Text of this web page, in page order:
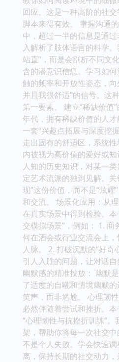
回应。这是一种高阶的社
脚本来得有效。 掌握沟通
中，超过一半的信息是通
入解析了肢体语言的科学
站直”，而是会剖析不同文
含的潜意识信息。学习如
触的频率和开放性姿态，向
并且我很舒适”的信号。这
第一要素。 建立“稀缺价值
年代，拥有稀缺价值的人
一套“兴趣点拓展与深度挖
走出固有的舒适区，系统
内被视为高价值的爱好或
人知的历史知识，对某一
定艺术流派的独到见解。
现”这份价值，而不是“炫
和交流。 场景化应用：从
在真实场景中得到检验。
交模拟场景”，例如： 1.
何在酒会或行业交流会上
人脉。 2. 打破沉默的“好奇
引人入胜的问题，让对话
幽默感的精准投放： 幽默
了适度的自嘲和情境幽默
笑声，而非尴尬。 心理韧
必然伴随着尝试和挫折。
“心理韧性与抗挫折训练”
架，帮助你将每一次社交
不是个人失败。学会快速
离，保持长期的社交动力，